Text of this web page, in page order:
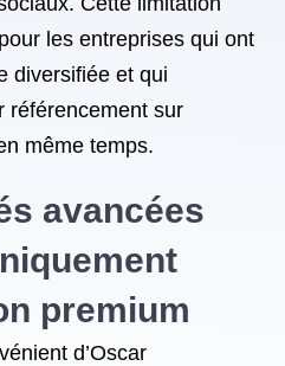
les entreprises qui ont
diversifiée et qui
référencement sur
même temps.
avancées
premium
d’Oscar